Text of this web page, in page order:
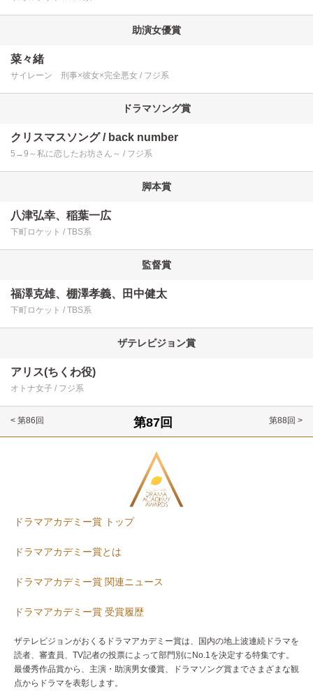
助演女優賞
菜々緒
サイレーン 刑事×彼女×完全悪女 フジ系
ドラマソング賞
クリスマスソング back number
5→9～私に恋したお坊さん～ フジ系
脚本賞
八津弘幸、稲葉一広
下町ロケット TBS系
監督賞
福澤克雄、棚澤孝義、田中健太
下町ロケット TBS系
ザテレビジョン賞
アリス(ちくわ役)
オトナ女子 フジ系
< 第86回 第88回 >
ドラマアカデミー賞 トップ
ドラマアカデミー賞とは
ドラマアカデミー賞 関連ニュース
ドラマアカデミー賞 受賞履歴
ザテレビジョンがおくるドラマアカデミー賞は、国内の地上波連続ドラマを
読者、審査員、TV記者の投票によって部門別にNo.1を決定する特集です。
最優秀作品賞から、主演・助演男女優賞、ドラマソング賞までさまざまな観
点からドラマを表彰します。